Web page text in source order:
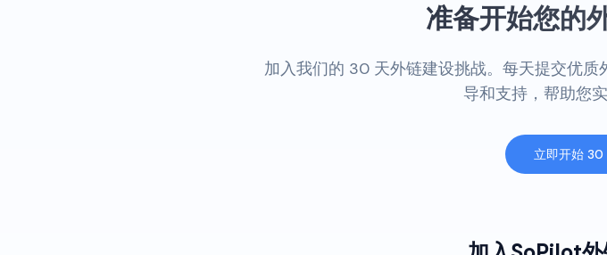
准备开始您的
加入我们的 30 天外链建设挑战。每天提交优
导和支持，帮助您
立即开始 30